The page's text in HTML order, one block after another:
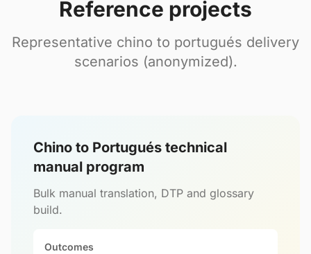
Reference projects
Representative chino to portugués delivery
scenarios (anonymized).
Chino to Portugués technical
manual program
Bulk manual translation, DTP and glossary
build.
Outcomes